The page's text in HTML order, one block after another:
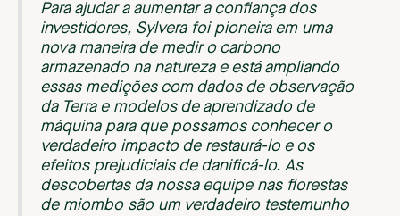
Para ajudar a aumentar a confiança dos
investidores, Sylvera foi pioneira em uma
nova maneira de medir o carbono
armazenado na natureza e está ampliando
essas medições com dados de observação
da Terra e modelos de aprendizado de
máquina para que possamos conhecer o
verdadeiro impacto de restaurá-lo e os
efeitos prejudiciais de danificá-lo. As
descobertas da nossa equipe nas florestas
de miombo são um verdadeiro testemunho